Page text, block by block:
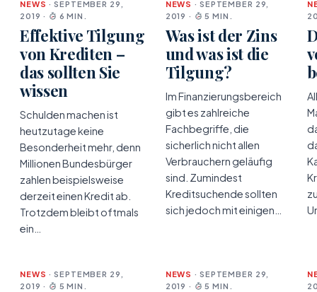
NEWS · SEPTEMBER 29,
2019 ·
6 MIN.
Effektive Tilgung
von Krediten –
das sollten Sie
wissen
Schulden machen ist
heutzutage keine
Besonderheit mehr, denn
Millionen Bundesbürger
zahlen beispielsweise
derzeit einen Kredit ab.
Trotzdem bleibt oftmals
ein…
NEWS · SEPTEMBER 29,
2019 ·
5 MIN.
Was ist der Zins
und was ist die
Tilgung?
Im Finanzierungsbereich
gibt es zahlreiche
Fachbegriffe, die
sicherlich nicht allen
Verbrauchern geläufig
sind. Zumindest
Kreditsuchende sollten
sich jedoch mit einigen…
NEWS · SEPTEMBER 29,
2019 ·
5 MIN.
NEWS · SEPTEMBER 29,
2019 ·
5 MIN.